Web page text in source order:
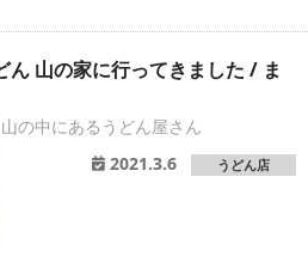
ん 山の家に行ってきました / ま
山の中にあるうどん屋さん
2021.3.6
うどん店